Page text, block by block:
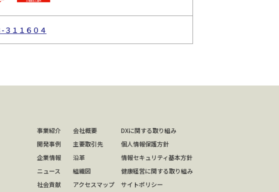
３１１６０４
事業紹介
開発事例
企業情報
ニュース
社会貢献
会社概要
主要取引先
沿革
組織図
アクセスマップ
DXに関する取り組み
個人情報保護方針
情報セキュリティ基本方針
健康経営に関する取り組み
サイトポリシー